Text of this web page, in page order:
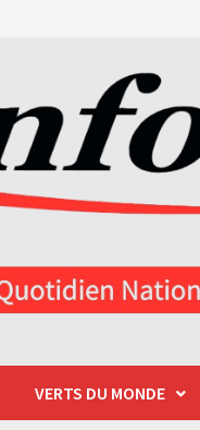
VERTS DU MONDE